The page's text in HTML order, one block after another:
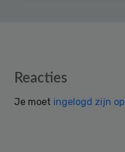
Reader
Reacties
Je moet ingelogd zijn op